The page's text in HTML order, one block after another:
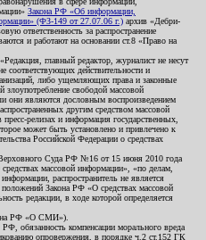
Закона РФ «Об информации,
(ФЗ-149 от 27.07.06 г.) архив «Дебри-
ответственность за распространение
и работают на основании ст.8 «Право на
главный редактор, журналист не несут
соответствующих действительности и
либо ущемляющих права и законные
свободой массовой
они являются дословным воспроизведением
другим средством массовой
релизах и информация государственных,
может быть установлено и привлечено к
Российской Федерации о средствах
Суда РФ №16 от 15 июня 2010 года
массовой информации», «по делам,
распространитель не является
Закона РФ «О средствах массовой
редакции, в ходе которой определяется
РФ «О СМИ»).
обязанность компенсации морального вреда
опровержения, в порядке ч.2 ст.152 ГК